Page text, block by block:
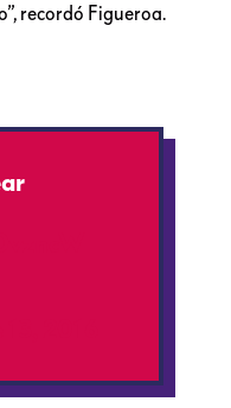
recordó Figueroa.